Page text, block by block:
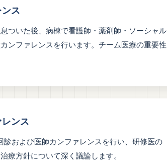
ス
ついた後、病棟で看護師・薬剤師・ソーシャル
ンファレンスを行います。チーム医療の重要性
ンス
診および医師カンファレンスを行い、研修医の
療方針について深く議論します。